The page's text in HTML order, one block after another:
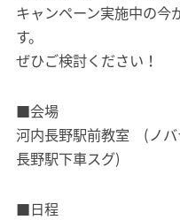
キャンペーン実施中の今
す。
ぜひご検討ください！
■会場
河内長野駅前教室 (ノ
長野駅下車スグ)
■日程